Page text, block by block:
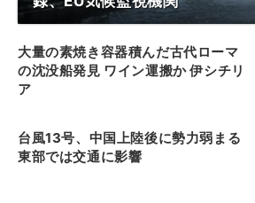
大量の素焼き容器積んだ古代ローマ
の沈没船発見 ワイン運搬か 伊シチリ
ア
台風13号、中国上陸後に勢力弱まる
東部では交通に影響